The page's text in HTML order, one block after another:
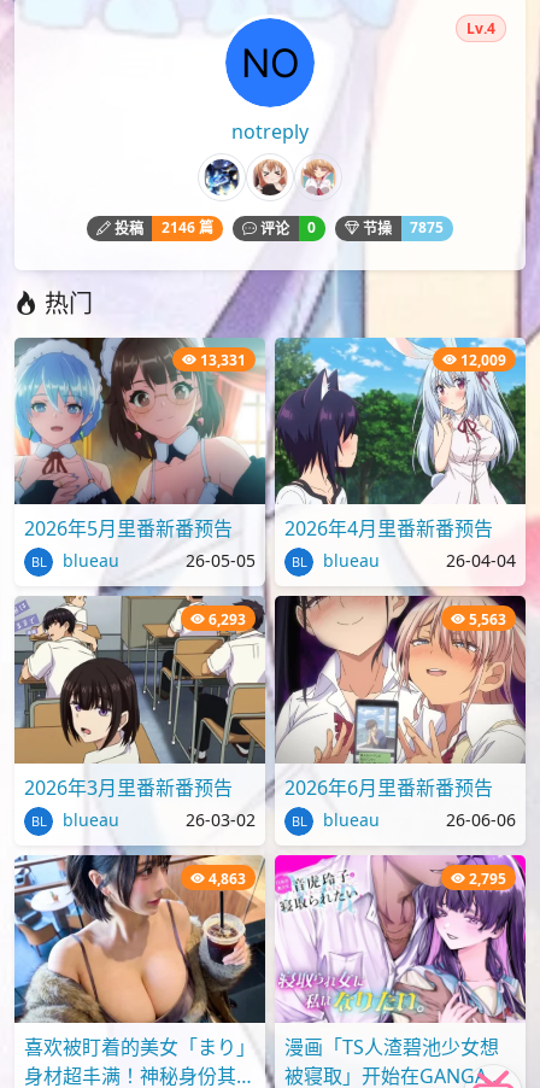
notreply
Lv.4
投稿 2146 篇 评论 0 节操 7875
热门
13,331
2026年5月里番新番预告
blueau 26-05-05
12,009
2026年4月里番新番预告
blueau 26-04-04
6,293
2026年3月里番新番预告
blueau 26-03-02
5,563
2026年6月里番新番预告
blueau 26-06-06
4,863
喜欢被盯着的美女「まり」
身材超丰满！神秘身份其实
2,795
漫画「TS人渣碧池少女想
被寝取」开始在GANGAN